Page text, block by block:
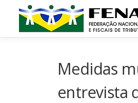
conteúdo
Medidas
entrevista